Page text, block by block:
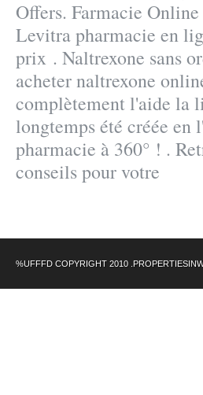
Offers. Farmacie
Levitra pharmacie en
prix . Naltrexone sans
acheter naltrexone
complètement l'aide la
longtemps été créée
pharmacie à 360° ! .
conseils pour votre
%UFFFD COPYRIGHT 2010